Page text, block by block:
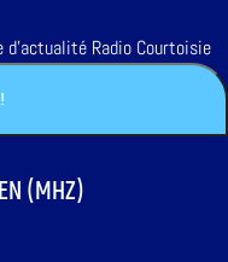
Radio Courtoisie
(MHZ)